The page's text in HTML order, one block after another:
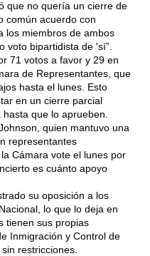
que no quería un cierre de
común acuerdo con
los miembros de ambos
voto bipartidista de 'sí”.
71 votos a favor y 29 en
de Representantes, que
hasta el lunes. Esto
en un cierre parcial
que lo aprueben.
quien mantuvo una
representantes
Cámara vote el lunes por
es cuánto apoyo
su oposición a los
lo que lo deja en
tienen sus propias
Inmigración y Control de
restricciones.